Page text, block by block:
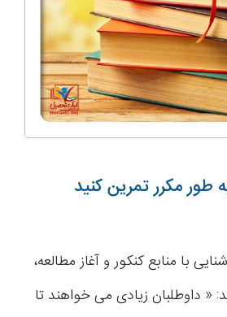
طور مکرر تمرین کنید
با منابع کنکور و آغاز مطالعه،
« داوطلبان زیادی می خواهند تا